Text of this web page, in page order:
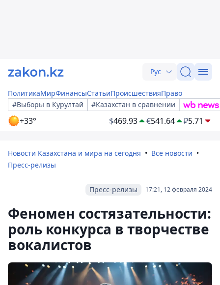
Рус
ПолитикаМирФинансыСтатьиПроисшествияПраво
#Выборы в Курултай
#Казахстан в сравнении
+33° $469.93 €541.64 ₽5.71
Новости Казахстана и мира на сегодня
Все новости
Пресс-релизы
17:21, 12 февраля 2024
Пресс-релизы
Феномен состязательности:
роль конкурса в творчестве
вокалистов